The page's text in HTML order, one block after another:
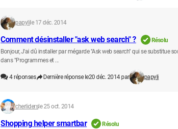
papyli le 17 déc. 2014
Comment désinstaller "ask web search" ?
Résolu
Bonjour, J'ai dû installer par mégarde "Ask web search" qui se substitue
dans "Programmes et ...
4réponses Dernière réponse le20 déc. 2014 par papyli
cherlidersle 25 oct. 2014
Shopping helper smartbar
Résolu